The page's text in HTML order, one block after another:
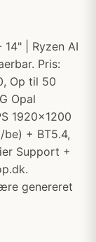
| Ryzen AI
Pris:
Op til 50
Opal
1920x1200
be) + BT5.4,
Support +
genereret